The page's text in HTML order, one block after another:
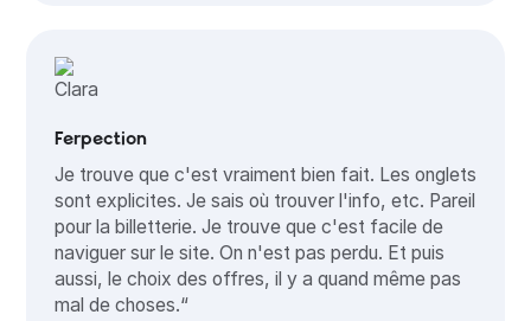
Ferpection
Je trouve que c'est vraiment bien fait. Les onglets
sont explicites. Je sais où trouver l'info, etc. Pareil
pour la billetterie. Je trouve que c'est facile de
naviguer sur le site. On n'est pas perdu. Et puis
aussi, le choix des offres, il y a quand même pas
mal de choses.“